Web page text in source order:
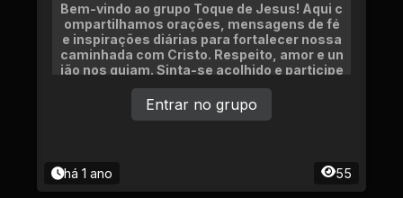
Bem-vindo ao grupo Toque de Jesus! Aqui c
ompartilhamos orações, mensagens de fé
e inspirações diárias para fortalecer nossa
caminhada com Cristo. Respeito, amor e un
ião nos guiam. Sinta-se acolhido e participe
com mensagens que edifiquem!
há 1 ano 55
Entrar no grupo